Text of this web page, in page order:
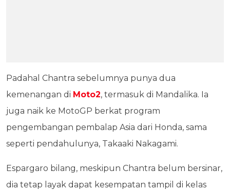
Padahal Chantra sebelumnya punya dua
kemenangan di Moto2, termasuk di Mandalika. Ia
juga naik ke MotoGP berkat program
pengembangan pembalap Asia dari Honda, sama
seperti pendahulunya, Takaaki Nakagami.
Espargaro bilang, meskipun Chantra belum bersinar,
dia tetap layak dapat kesempatan tampil di kelas